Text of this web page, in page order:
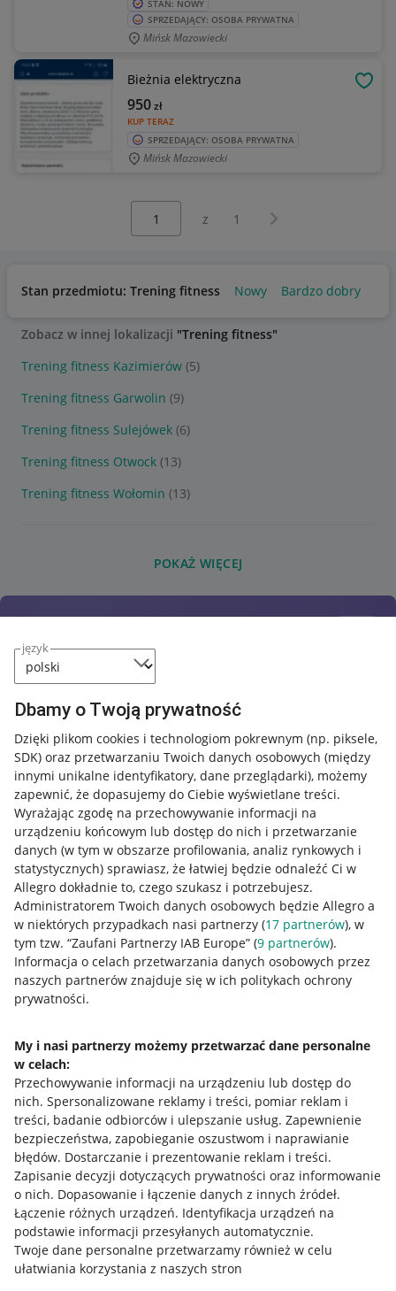
język
Dbamy o Twoją prywatność
Dzięki plikom cookies i technologiom pokrewnym (np. piksele,
SDK) oraz przetwarzaniu Twoich danych osobowych (między
innymi unikalne identyfikatory, dane przeglądarki), możemy
zapewnić, że dopasujemy do Ciebie wyświetlane treści.
Wyrażając zgodę na przechowywanie informacji na
urządzeniu końcowym lub dostęp do nich i przetwarzanie
danych (w tym w obszarze profilowania, analiz rynkowych i
statystycznych) sprawiasz, że łatwiej będzie odnaleźć Ci w
Allegro dokładnie to, czego szukasz i potrzebujesz.
Administratorem Twoich danych osobowych będzie Allegro a
w niektórych przypadkach nasi partnerzy (17 partnerów), w
tym tzw. “Zaufani Partnerzy IAB Europe” (9 partnerów).
Informacja o celach przetwarzania danych osobowych przez
naszych partnerów znajduje się w ich politykach ochrony
prywatności.
My i nasi partnerzy możemy przetwarzać dane personalne
w celach:
Przechowywanie informacji na urządzeniu lub dostęp do
nich. Spersonalizowane reklamy i treści, pomiar reklam i
treści, badanie odbiorców i ulepszanie usług. Zapewnienie
bezpieczeństwa, zapobieganie oszustwom i naprawianie
błędów. Dostarczanie i prezentowanie reklam i treści.
Zapisanie decyzji dotyczących prywatności oraz informowanie
o nich. Dopasowanie i łączenie danych z innych źródeł.
Łączenie różnych urządzeń. Identyfikacja urządzeń na
podstawie informacji przesyłanych automatycznie.
Twoje dane personalne przetwarzamy również w celu
ułatwiania korzystania z naszych stron
STAN: NOWY
SPRZEDAJĄCY: OSOBA PRYWATNA
Mińsk Mazowiecki
Bieżnia elektryczna
KUP TERAZ
950zł
SPRZEDAJĄCY: OSOBA PRYWATNA
Mińsk Mazowiecki
z 1 Następna strona
Stan przedmiotu: Trening fitness Nowy Bardzo dobry
Zobacz w innej lokalizacji "Trening fitness"
Trening fitness Kazimierów (5)
Trening fitness Garwolin (9)
Trening fitness Sulejówek (6)
Trening fitness Otwock (13)
Trening fitness Wołomin (13)
POKAŻ WIĘCEJ
Przydatne informacje
Jak to działa
Allegro Gadane dla sprzedających
Allegro Gadane dla kupujących
Mapa miejscowości
Informacje prawne
Regulamin
Polityka plików "cookies"
Ustawienia plików "cookies"